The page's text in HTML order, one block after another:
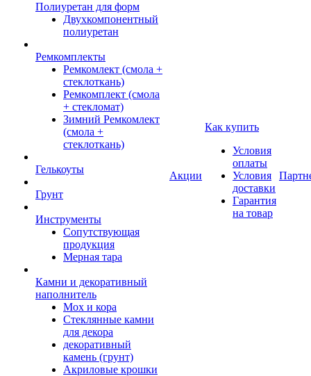
Полиуретан для форм
Двухкомпонентный
полиуретан
Ремкомплекты
Ремкомлект (смола +
стеклоткань)
Ремкомплект (смола
+ стекломат)
Зимний Ремкомлект
(смола +
стеклоткань)
Гелькоуты
Грунт
Инструменты
Сопутствующая
продукция
Мерная тара
Камни и декоративный
наполнитель
Мох и кора
Стеклянные камни
для декора
декоративный
камень (грунт)
Акриловые крошки
Акции
Как купить
Условия
оплаты
Условия
доставки
Гарантия
на товар